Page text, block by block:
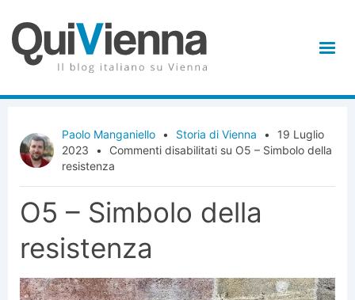
Paolo Manganiello • Storia di Vienna •
19 Luglio
2023
• Commenti disabilitati su O5 – Simbolo della
resistenza
O5 – Simbolo della
resistenza